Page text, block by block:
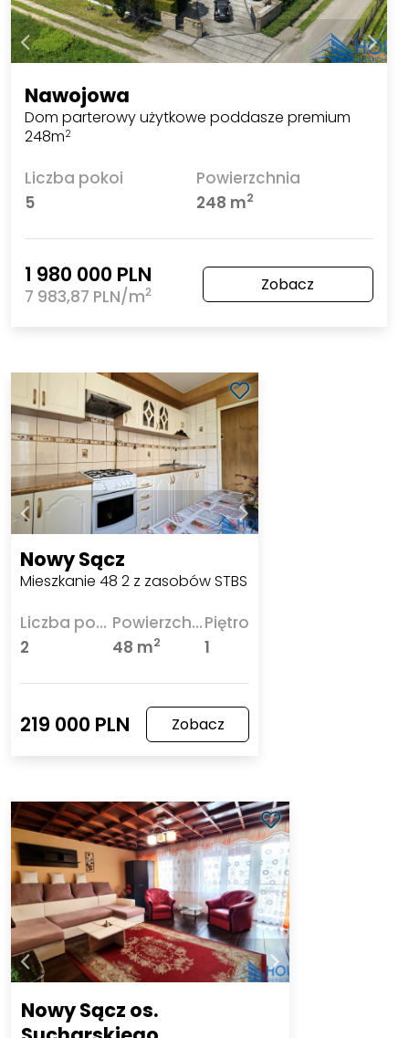
Nawojowa
Dom parterowy użytkowe poddasze premium
248m2
Liczba pokoi
5
Powierzchnia
248 m2
1 980 000 PLN
7 983,87 PLN/m2 Zobacz
Nowy Sącz
Mieszkanie 48 2 z zasobów STBS
Liczba pokoi
2
Powierzchnia
48 m2
Piętro
1
219 000 PLN Zobacz
Nowy Sącz os.